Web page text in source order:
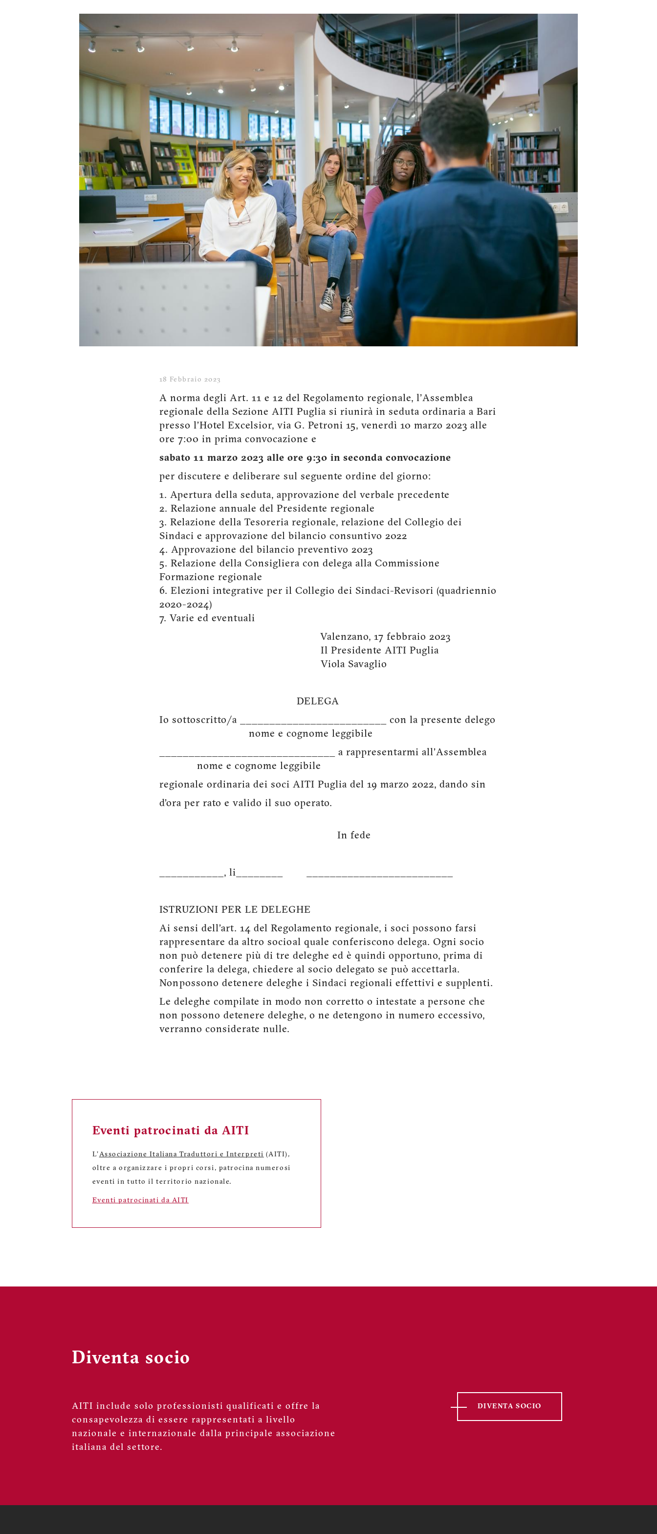
18 Febbraio 2023
A norma degli Art. 11 e 12 del Regolamento regionale, l'Assemblea
regionale della Sezione AITI Puglia si riunirà in seduta ordinaria a Bari
presso l’Hotel Excelsior, via G. Petroni 15, venerdì 10 marzo 2023 alle
ore 7:00 in prima convocazione e
sabato 11 marzo 2023 alle ore 9:30 in seconda convocazione
per discutere e deliberare sul seguente ordine del giorno:
1. Apertura della seduta, approvazione del verbale precedente
2. Relazione annuale del Presidente regionale
3. Relazione della Tesoreria regionale, relazione del Collegio dei
Sindaci e approvazione del bilancio consuntivo 2022
4. Approvazione del bilancio preventivo 2023
5. Relazione della Consigliera con delega alla Commissione
Formazione regionale
6. Elezioni integrative per il Collegio dei Sindaci-Revisori (quadriennio
2020-2024)
7. Varie ed eventuali
Valenzano, 17 febbraio 2023
Il Presidente AITI Puglia
Viola Savaglio
DELEGA
Io sottoscritto/a _________________________ con la presente delego
nome e cognome leggibile
______________________________ a rappresentarmi all’Assemblea
nome e cognome leggibile
regionale ordinaria dei soci AITI Puglia del 19 marzo 2022, dando sin
d’ora per rato e valido il suo operato.
In fede
___________, li________ _________________________
ISTRUZIONI PER LE DELEGHE
Ai sensi dell’art. 14 del Regolamento regionale, i soci possono farsi
rappresentare da altro socio al quale conferiscono delega. Ogni socio
non può detenere più di tre deleghe ed è quindi opportuno, prima di
conferire la delega, chiedere al socio delegato se può accettarla.
Non possono detenere deleghe i Sindaci regionali effettivi e supplenti.
Le deleghe compilate in modo non corretto o intestate a persone che
non possono detenere deleghe, o ne detengono in numero eccessivo,
verranno considerate nulle.
Eventi patrocinati da AITI
L'Associazione Italiana Traduttori e Interpreti (AITI),
oltre a organizzare i propri corsi, patrocina numerosi
eventi in tutto il territorio nazionale.
Eventi patrocinati da AITI
Diventa socio
AITI include solo professionisti qualificati e offre la
consapevolezza di essere rappresentati a livello
nazionale e internazionale dalla principale associazione
italiana del settore.
DIVENTA SOCIO